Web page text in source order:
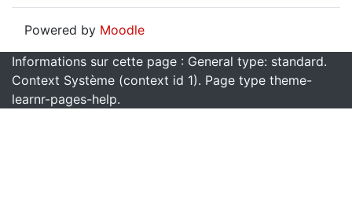
Powered by Moodle
Informations sur cette page : General type: standard.
Context Système (context id 1). Page type theme-
learnr-pages-help.